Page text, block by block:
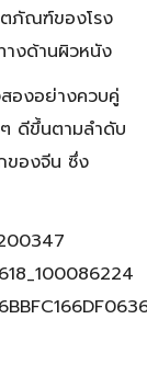
ตภัณฑ์ของโรง
างด้านผิวหนัง
องอย่างควบคู่
ดีขึ้นตามลำดับ
กของจีน ซึ่ง